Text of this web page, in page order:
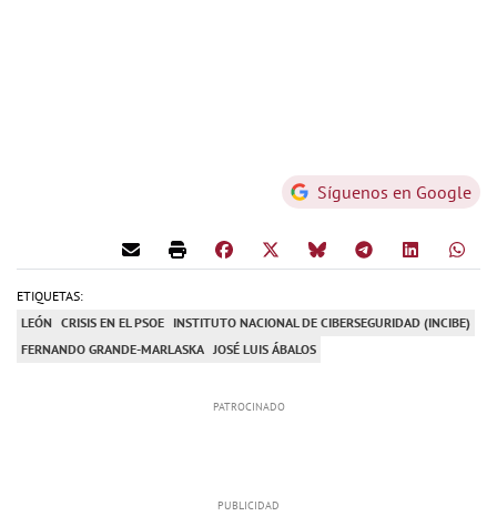
Síguenos en Google
ETIQUETAS:
LEÓN CRISIS EN EL PSOE INSTITUTO NACIONAL DE CIBERSEGURIDAD (INCIBE)
FERNANDO GRANDE-MARLASKA JOSÉ LUIS ÁBALOS